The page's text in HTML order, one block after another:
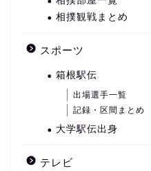
相撲観戦まとめ
スポーツ
箱根駅伝
出場選手一覧
記録・区間まとめ
大学駅伝出身
テレビ